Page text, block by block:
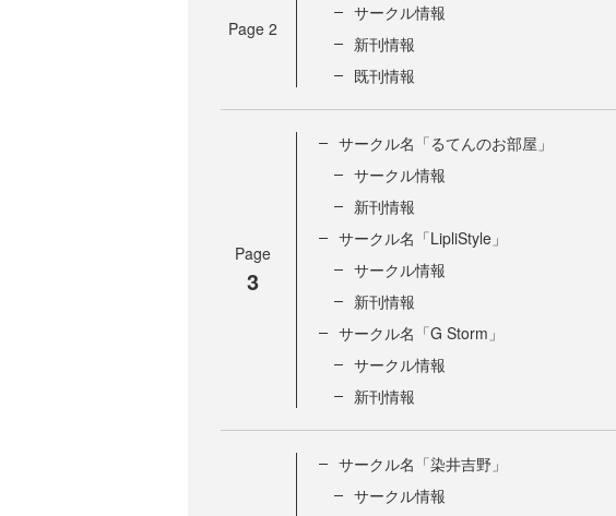
Page 2
サークル情報
新刊情報
既刊情報
Page
3
サークル名「るてんのお部屋」
サークル情報
新刊情報
サークル名「LipliStyle」
サークル情報
新刊情報
サークル名「G Storm」
サークル情報
新刊情報
サークル名「染井吉野」
サークル情報